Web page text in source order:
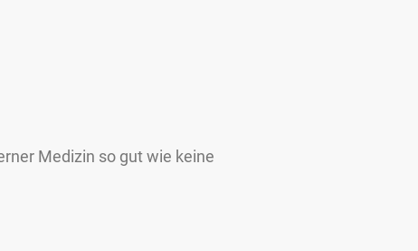
Medizin so gut wie keine